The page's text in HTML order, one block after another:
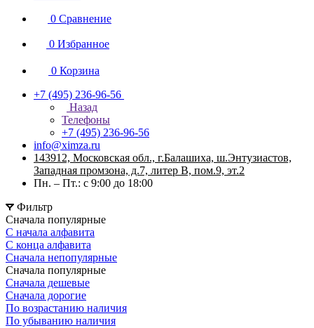
0 Сравнение
0 Избранное
0 Корзина
+7 (495) 236-96-56
Назад
Телефоны
+7 (495) 236-96-56
info@ximza.ru
143912, Московская обл., г.Балашиха, ш.Энтузиастов,
Западная промзона, д.7, литер В, пом.9, эт.2
Пн. – Пт.: с 9:00 до 18:00
Фильтр
Сначала популярные
С начала алфавита
С конца алфавита
Сначала непопулярные
Сначала популярные
Сначала дешевые
Сначала дорогие
По возрастанию наличия
По убыванию наличия